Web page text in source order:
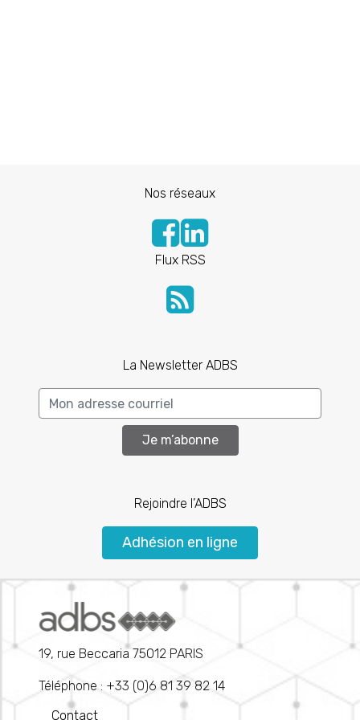
Nos réseaux
Flux RSS
La Newsletter ADBS
Je m’abonne
Rejoindre l’ADBS
Adhésion en ligne
19, rue Beccaria 75012 PARIS
Téléphone : +33 (0)6 81 39 82 14
Contact